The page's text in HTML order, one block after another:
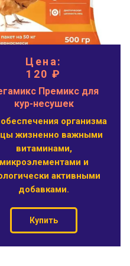
Цена:
120 ₽
Премикс для
кур-несушек
организма
жизненно важными
витаминами,
микроэлементами и
активными
добавками.
Купить